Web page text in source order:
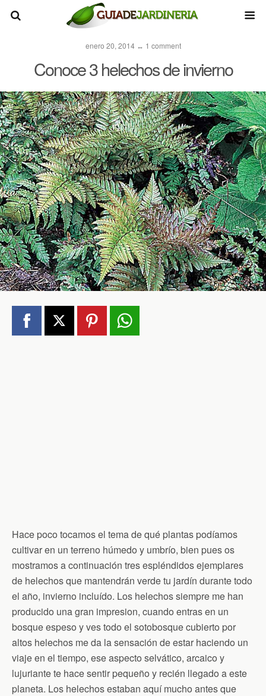
enero 20, 2014 ↔ 1 comment
Conoce 3 helechos de invierno
Hace poco tocamos el tema de qué plantas podíamos
cultivar en un terreno húmedo y umbrío, bien pues os
mostramos a continuación tres espléndidos ejemplares
de helechos que mantendrán verde tu jardín durante todo
el año, invierno incluído. Los helechos siempre me han
producido una gran impresion, cuando entras en un
bosque espeso y ves todo el sotobosque cubierto por
altos helechos me da la sensación de estar haciendo un
viaje en el tiempo, ese aspecto selvático, arcaico y
lujuriante te hace sentir pequeño y recién llegado a este
planeta. Los helechos estaban aquí mucho antes que